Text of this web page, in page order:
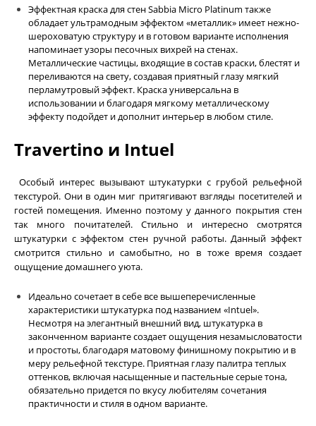
Эффектная краска для стенSabbia Micro Platinum также
обладает ультрамодным эффектом «металлик» имеет нежно-
шероховатую структуру и в готовом варианте исполнения
напоминает узоры песочных вихрей на стенах.
Металлические частицы, входящие в состав краски, блестят и
переливаются на свету, создавая приятный глазу мягкий
перламутровый эффект. Краска универсальна в
использовании и благодаря мягкому металлическому
эффекту подойдет и дополнит интерьер в любом стиле.
Travertino и Intuel
Особый интерес вызывают штукатурки с грубой рельефной
текстурой. Они в один миг притягивают взгляды посетителей и
гостей помещения. Именно поэтому у данного покрытия стен
так много почитателей. Стильно и интересно смотрятся
штукатурки с эффектом стен ручной работы. Данный эффект
смотрится стильно и самобытно, но в тоже время создает
ощущение домашнего уюта.
Идеально сочетает в себе все вышеперечисленные
характеристики штукатурка под названием «Intuel».
Несмотря на элегантный внешний вид, штукатурка в
законченном варианте создает ощущения незамысловатости
и простоты, благодаря матовому финишному покрытию и в
меру рельефной текстуре. Приятная глазу палитра теплых
оттенков, включая насыщенные и пастельные серые тона,
обязательно придется по вкусу любителям сочетания
практичности и стиля в одном варианте.